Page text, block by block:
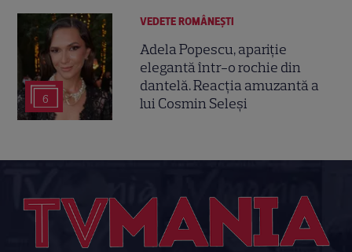
6
VEDETE ROMÂNEŞTI
Adela Popescu, apariție
elegantă într-o rochie din
dantelă. Reacția amuzantă a
lui Cosmin Seleși